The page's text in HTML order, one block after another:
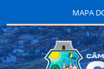
MAPA